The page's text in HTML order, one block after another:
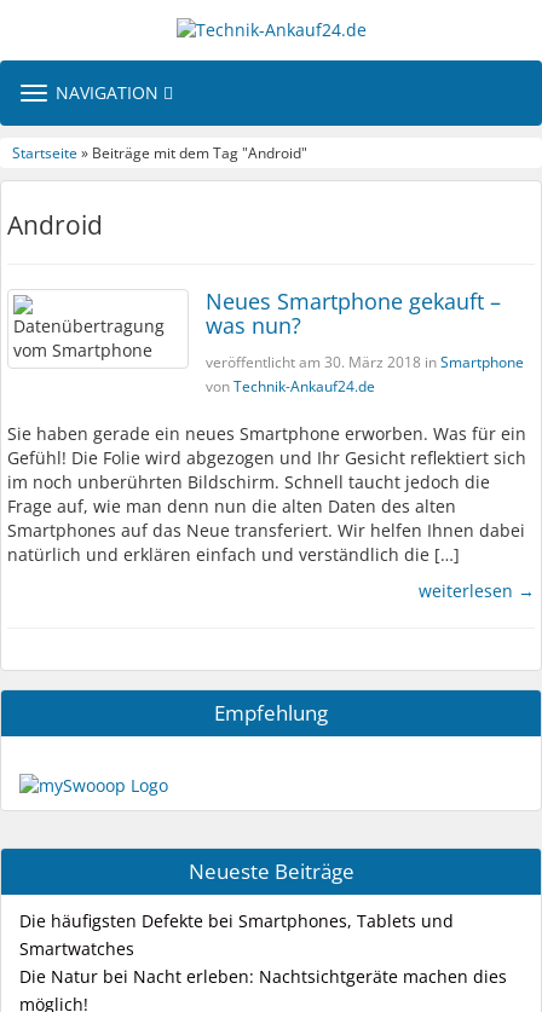
TOGGLE
NAVIGATION
Startseite» Beiträge mit dem Tag "Android"
Android
Neues Smartphone gekauft –
was nun?
veröffentlicht am 30. März 2018 inSmartphone
vonTechnik-Ankauf24.de
Sie haben gerade ein neues Smartphone erworben. Was für ein
Gefühl! Die Folie wird abgezogen und Ihr Gesicht reflektiert sich
im noch unberührten Bildschirm. Schnell taucht jedoch die
Frage auf, wie man denn nun die alten Daten des alten
Smartphones auf das Neue transferiert. Wir helfen Ihnen dabei
natürlich und erklären einfach und verständlich die […]
weiterlesen →
Empfehlung
Neueste Beiträge
Die häufigsten Defekte bei Smartphones, Tablets und
Smartwatches
Die Natur bei Nacht erleben: Nachtsichtgeräte machen dies
möglich!